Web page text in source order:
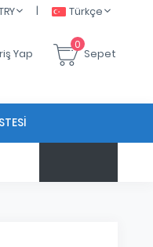
Türkçe
|
Yap
0
Sepet